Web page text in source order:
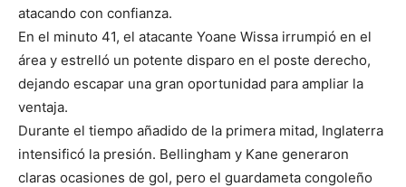
atacando con confianza.
En el minuto 41, el atacante Yoane Wissa irrumpió en el
área y estrelló un potente disparo en el poste derecho,
dejando escapar una gran oportunidad para ampliar la
ventaja.
Durante el tiempo añadido de la primera mitad, Inglaterra
intensificó la presión. Bellingham y Kane generaron
claras ocasiones de gol, pero el guardameta congoleño